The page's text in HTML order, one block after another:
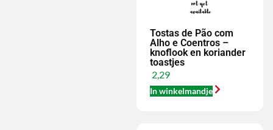
Tostas de Pão com
Alho e Coentros –
knoflook en koriander
toastjes
2,29
In winkelmandje